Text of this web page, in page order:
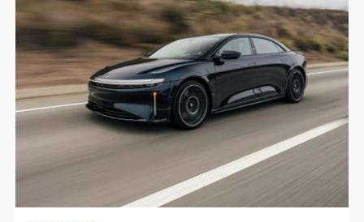
NEWSLETTER
SÍGUENOS